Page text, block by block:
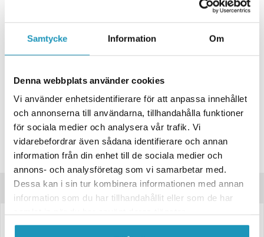
Samtycke Information Om
Denna webbplats använder cookies
Vi använder enhetsidentifierare för att anpassa innehållet
och annonserna till användarna, tillhandahålla funktioner
för sociala medier och analysera vår trafik. Vi
vidarebefordrar även sådana identifierare och annan
information från din enhet till de sociala medier och
annons- och analysföretag som vi samarbetar med.
Dessa kan i sin tur kombinera informationen med annan
information som du har tillhandahållit eller som de har
+ LÄGG I KUNDVAGN
BUTIKSLAGER 0 I LAGER
Lägsta pris de senaste 30-dagarna: 33 kr
Leverans- & Returinformation
Spara produkt
Frågor om produkten?
Produktinformation
6820404
Kulhållare, Metall L=19 M8